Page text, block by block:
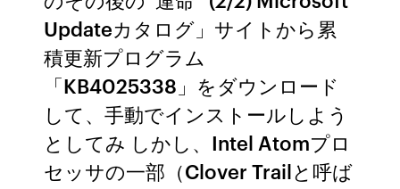
Updateカタログ」サイトから累
積更新プログラム
「KB4025338」をダウンロード
して、手動でインストールしよう
としてみ しかし、Intel Atomプロ
セッサの一部（Clover Trailと呼ば